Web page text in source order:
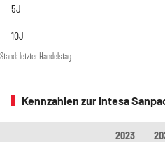
5J
10J
Stand: letzter Handelstag
Kennzahlen zur Intesa
2023